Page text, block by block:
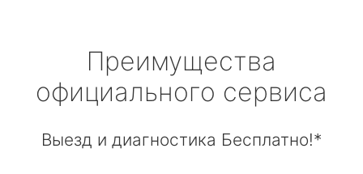
Преимущества
официального сервиса
Выезд и диагностика Бесплатно!*